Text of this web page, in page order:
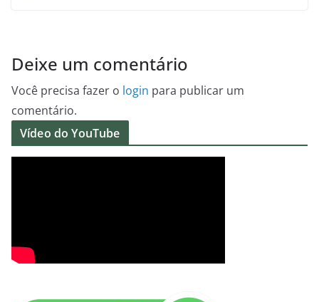
Deixe um comentário
Você precisa fazer o login para publicar um
comentário.
Vídeo do YouTube